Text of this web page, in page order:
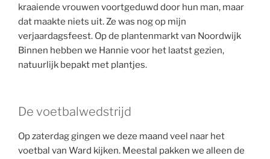
kraaiende vrouwen voortgeduwd door hun man, maar
dat maakte niets uit. Ze was nog op mijn
verjaardagsfeest. Op de plantenmarkt van Noordwijk
Binnen hebben we Hannie voor het laatst gezien,
natuurlijk bepakt met plantjes.
De voetbalwedstrijd
Op zaterdag gingen we deze maand veel naar het
voetbal van Ward kijken. Meestal pakken we alleen de